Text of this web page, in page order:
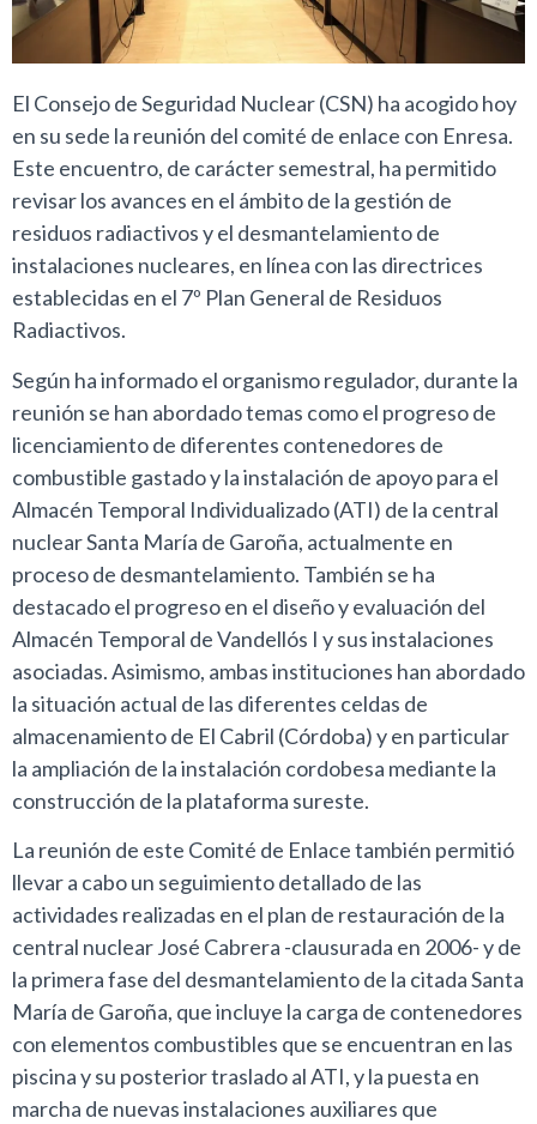
El Consejo de Seguridad Nuclear (CSN) ha acogido hoy
en su sede la reunión del comité de enlace con Enresa.
Este encuentro, de carácter semestral, ha permitido
revisar los avances en el ámbito de la gestión de
residuos radiactivos y el desmantelamiento de
instalaciones nucleares, en línea con las directrices
establecidas en el 7º Plan General de Residuos
Radiactivos.
Según ha informado el organismo regulador, durante la
reunión se han abordado temas como el progreso de
licenciamiento de diferentes contenedores de
combustible gastado y la instalación de apoyo para el
Almacén Temporal Individualizado (ATI) de la central
nuclear Santa María de Garoña, actualmente en
proceso de desmantelamiento. También se ha
destacado el progreso en el diseño y evaluación del
Almacén Temporal de Vandellós I y sus instalaciones
asociadas. Asimismo, ambas instituciones han abordado
la situación actual de las diferentes celdas de
almacenamiento de El Cabril (Córdoba) y en particular
la ampliación de la instalación cordobesa mediante la
construcción de la plataforma sureste.
La reunión de este Comité de Enlace también permitió
llevar a cabo un seguimiento detallado de las
actividades realizadas en el plan de restauración de la
central nuclear José Cabrera -clausurada en 2006- y de
la primera fase del desmantelamiento de la citada Santa
María de Garoña, que incluye la carga de contenedores
con elementos combustibles que se encuentran en las
piscina y su posterior traslado al ATI, y la puesta en
marcha de nuevas instalaciones auxiliares que